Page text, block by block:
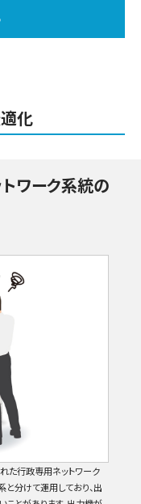
化
ワーク系統の
た行政専用ネットワーク
と分けて運用しており、出